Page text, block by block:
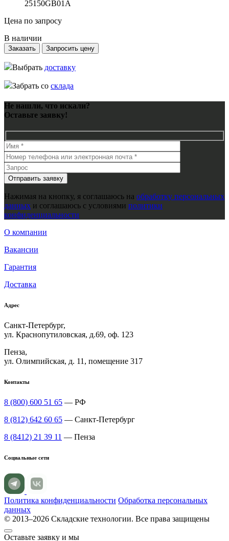
25150GB01A
Цена по запросу
В наличии
Заказать Запросить цену
Выбрать доставку
Забрать со склада
Не нашли, что искали?
Оставьте заявку!
Нажимая на кнопку, я соглашаюсь на обработку персональных
данных и соглашаюсь с условиями политики
конфиденциальности
О компании
Вакансии
Гарантия
Доставка
Адрес
Санкт-Петербург,
ул. Краснопутиловская, д.69, оф. 123
Пенза,
ул. Олимпийская, д. 11, помещение 317
Контакты
8 (800) 600 51 65 — РФ
8 (812) 642 60 65 — Санкт-Петербург
8 (8412) 21 39 11 — Пенза
Социальные сети
Политика конфиденциальности Обработка персональных
данных
© 2013–2026 Складские технологии. Все права защищены
Оставьте заявку и мы